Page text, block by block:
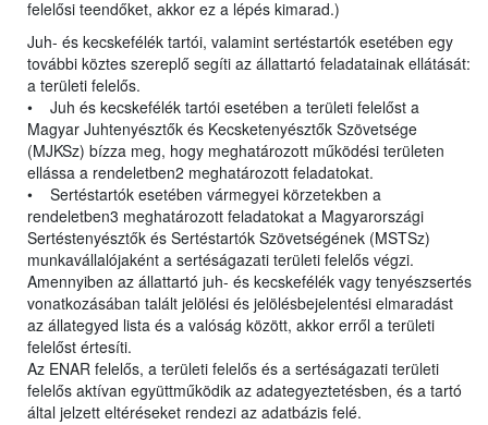
felelősi teendőket, akkor ez a lépés kimarad.)
Juh- és kecskefélék tartói, valamint sertéstartók esetében egy
további köztes szereplő segíti az állattartó feladatainak ellátását:
a területi felelős.
• Juh és kecskefélék tartói esetében a területi felelőst a
Magyar Juhtenyésztők és Kecsketenyésztők Szövetsége
(MJKSz) bízza meg, hogy meghatározott működési területen
ellássa a rendeletben2 meghatározott feladatokat.
• Sertéstartók esetében vármegyei körzetekben a
rendeletben3 meghatározott feladatokat a Magyarországi
Sertéstenyésztők és Sertéstartók Szövetségének (MSTSz)
munkavállalójaként a sertéságazati területi felelős végzi.
Amennyiben az állattartó juh- és kecskefélék vagy tenyészsertés
vonatkozásában talált jelölési és jelölésbejelentési elmaradást
az állategyed lista és a valóság között, akkor erről a területi
felelőst értesíti.
Az ENAR felelős, a területi felelős és a sertéságazati területi
felelős aktívan együttműködik az adategyeztetésben, és a tartó
által jelzett eltéréseket rendezi az adatbázis felé.